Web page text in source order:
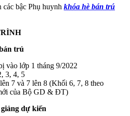
bậc Phụ huynh khóa hè bán trú​
trú
vào lớp 1 tháng 9/2022
3, 4, 5
7 và 7 lên 8 (Khối 6, 7, 8 theo
của Bộ GD & ĐT)
dự kiến